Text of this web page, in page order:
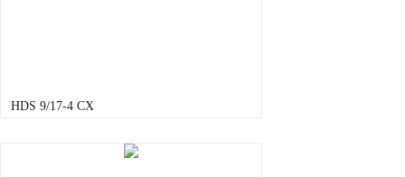
HDS 9/17-4 CX